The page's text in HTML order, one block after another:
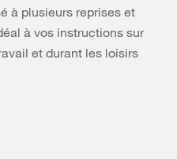
à plusieurs reprises et
à vos instructions sur
et durant les loisirs